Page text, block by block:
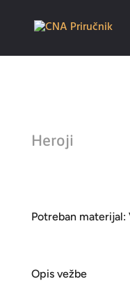
Heroji
Potreban
Opis vežbe